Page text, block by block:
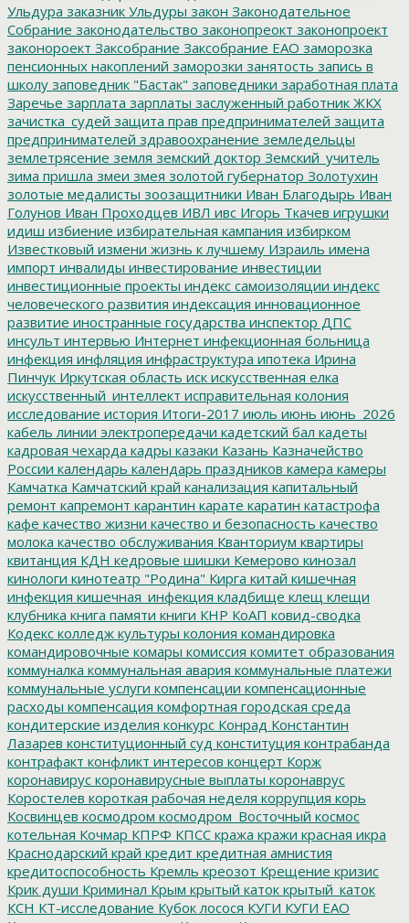
Ульдура заказник Ульдуры закон Законодательное
Собрание законодательство законопреокт законопроект
законороект Заксобрание Заксобрание ЕАО заморозка
пенсионных накоплений заморозки занятость запись в
школу заповедник "Бастак" заповедники заработная плата
Заречье зарплата зарплаты заслуженный работник ЖКХ
зачистка_судей защита прав предпринимателей защита
предпринимателей здравоохранение земледельцы
землетрясение земля земский доктор Земский_учитель
зима пришла змеи змея золотой губернатор Золотухин
золотые медалисты зоозащитники Иван Благодырь Иван
Голунов Иван Проходцев ИВЛ ивс Игорь Ткачев игрушки
идиш избиение избирательная кампания избирком
Известковый измени жизнь к лучшему Израиль имена
импорт инвалиды инвестирование инвестиции
инвестиционные проекты индекс самоизоляции индекс
человеческого развития индексация инновационное
развитие иностранные государства инспектор ДПС
инсульт интервью Интернет инфекционная больница
инфекция инфляция инфраструктура ипотека Ирина
Пинчук Иркутская область иск искусственная елка
искусственный_интеллект исправительная колония
исследование история Итоги-2017 июль июнь июнь_2026
кабель линии электропередачи кадетский бал кадеты
кадровая чехарда кадры казаки Казань Казначейство
России календарь календарь праздников камера камеры
Камчатка Камчатский край канализация капитальный
ремонт капремонт карантин карате каратин катастрофа
кафе качество жизни качество и безопасность качество
молока качество обслуживания Кванториум квартиры
квитанция КДН кедровые шишки Кемерово кинозал
кинологи кинотеатр "Родина" Кирга китай кишечная
инфекция кишечная_инфекция кладбище клещ клещи
клубника книга памяти книги КНР КоАП ковид-сводка
Кодекс колледж культуры колония командировка
командировочные комары комиссия комитет образования
коммуналка коммунальная авария коммунальные платежи
коммунальные услуги компенсации компенсационные
расходы компенсация комфортная городская среда
кондитерские изделия конкурс Конрад Константин
Лазарев конституционный суд конституция контрабанда
контрафакт конфликт интересов концерт Корж
коронавирус коронавирусные выплаты коронаврус
Коростелев короткая рабочая неделя коррупция корь
Косвинцев космодром космодром_Восточный космос
котельная Кочмар КПРФ КПСС кража кражи красная икра
Краснодарский край кредит кредитная амнистия
кредитоспособность Кремль креозот Крещение кризис
Крик души Криминал Крым крытый каток крытый_каток
КСН КТ-исследование Кубок лосося КУГИ КУГИ ЕАО